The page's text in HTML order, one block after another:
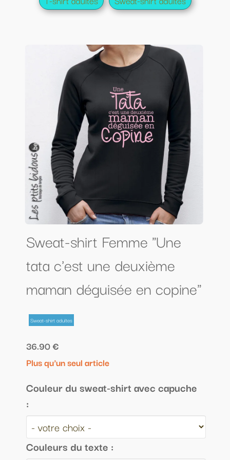
Sweat-shirt Femme "Une
tata c'est une deuxième
maman déguisée en copine"
Sweat-shirt adultes
36.90 €
Plus qu'un seul article
Couleur du sweat-shirt avec capuche
:
Couleurs du texte :